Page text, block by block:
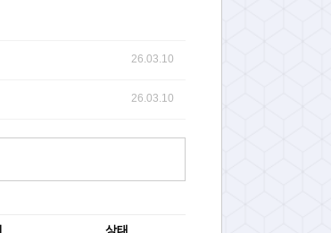
26.03.10
26.03.10
상태